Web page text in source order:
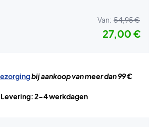
Van: 54,95 €
27,00 €
bij aankoop van meer dan 99 €
Levering: 2-4 werkdagen